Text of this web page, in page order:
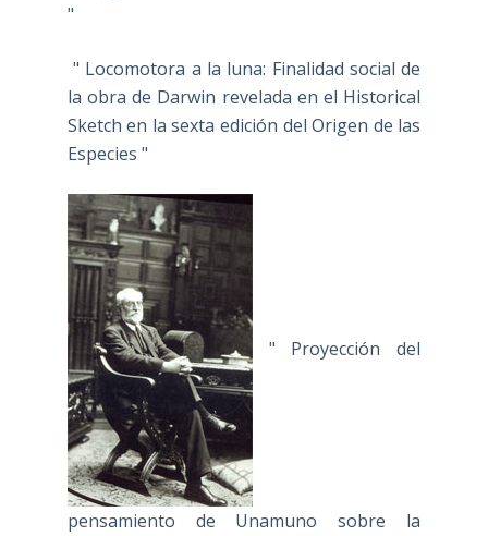
"
" Locomotora a la luna: Finalidad social de
la obra de Darwin revelada en el Historical
Sketch en la sexta edición del Origen de las
Especies "
" Proyección del
pensamiento de Unamuno sobre la